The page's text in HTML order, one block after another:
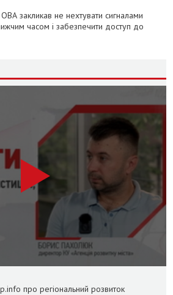
закликав не нехтувати сигналами
часом і забезпечити доступ до
про регіональний розвиток